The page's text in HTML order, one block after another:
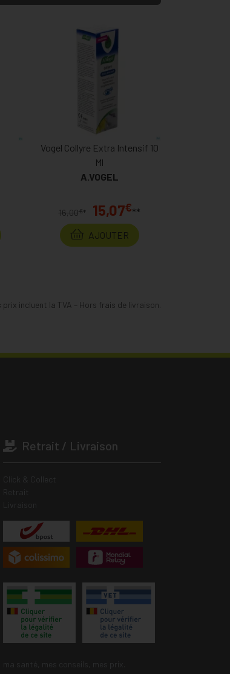
Vogel Collyre Extra Intensif 10
Ml
A.VOGEL
16,00€ * 15,07€**
AJOUTER
prix incluent la TVA – Hors frais de livraison.
Retrait / Livraison